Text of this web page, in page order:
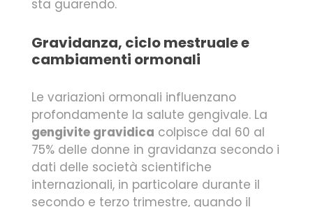
sta guarendo.
Gravidanza, ciclo mestruale e
cambiamenti ormonali
Le variazioni ormonali influenzano
profondamente la salute gengivale. La
gengivite gravidica colpisce dal 60 al
75% delle donne in gravidanza secondo i
dati delle società scientifiche
internazionali, in particolare durante il
secondo e terzo trimestre, quando il